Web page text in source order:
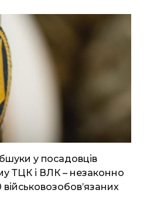
у посадовців
ТЦК і ВЛК – незаконно